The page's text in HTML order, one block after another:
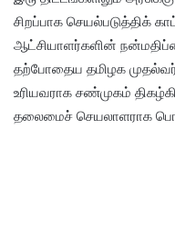
சிறப்பாக செயல்படுத்திக்
ஆட்சியாளர்களின்
தற்போதைய தமிழக முதல்வர்
உரியவராக சண்முகம்
தலைமைச் செயலாளராக